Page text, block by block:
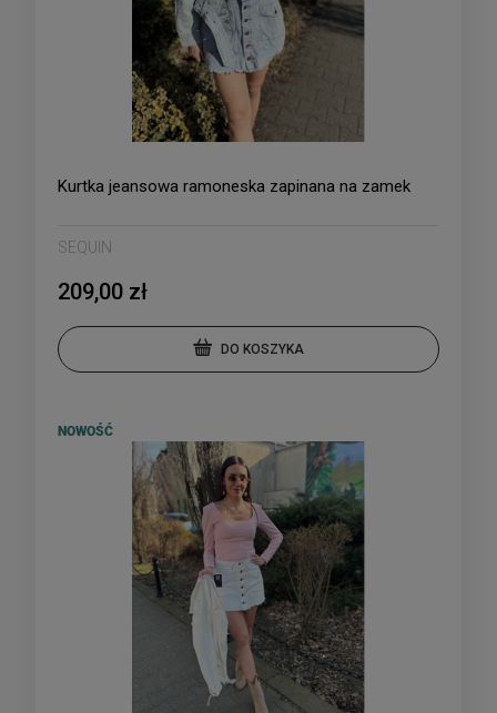
Kurtka jeansowa ramoneska zapinana na zamek
SEQUIN
209,00 zł
DO KOSZYKA
NOWOŚĆ